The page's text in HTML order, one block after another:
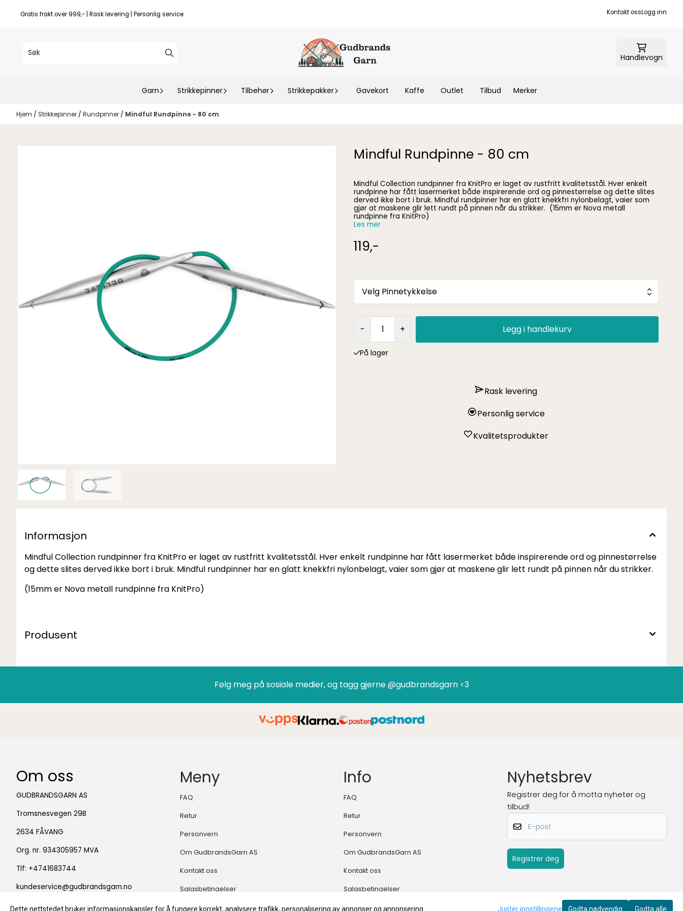
Hopp til innhold
Gratis frakt over 999,- | Rask levering | Personlig service Kontakt ossLogg inn
Handlevogn
Garn Strikkepinner Tilbehør Strikkepakker Gavekort Kaffe Outlet Tilbud Merker
Hjem / Strikkepinner / Rundpinner / Mindful Rundpinne - 80 cm
Mindful Rundpinne - 80 cm
Mindful Collection rundpinner fra KnitPro er laget av rustfritt kvalitetsstål. Hver enkelt
rundpinne har fått lasermerket både inspirerende ord og pinnestørrelse og dette slites
derved ikke bort i bruk. Mindful rundpinner har en glatt knekkfri nylonbelagt, vaier som
gjør at maskene glir lett rundt på pinnen når du strikker. (15mm er Nova metall
rundpinne fra KnitPro)
Les mer
119,-
Velg Pinnetykkelse
- + Legg i handlekurv
På lager
Rask levering
Personlig service
Kvalitetsprodukter
Informasjon
Mindful Collection rundpinner fra KnitPro er laget av rustfritt kvalitetsstål. Hver enkelt rundpinne har fått lasermerket både inspirerende ord og pinnestørrelse
og dette slites derved ikke bort i bruk. Mindful rundpinner har en glatt knekkfri nylonbelagt, vaier som gjør at maskene glir lett rundt på pinnen når du strikker.
(15mm er Nova metall rundpinne fra KnitPro)
Produsent
Følg meg på sosiale medier, og tagg gjerne @gudbrandsgarn <3
Om oss
GUDBRANDSGARN AS
Tromsnesvegen 29B
2634 FÅVANG
Org. nr. 934305957 MVA
Tlf: +4741683744
kundeservice@gudbrandsgarn.no
Meny
FAQ
Retur
Personvern
Om GudbrandsGarn AS
Kontakt oss
Salgsbetingelser
Info
FAQ
Retur
Personvern
Om GudbrandsGarn AS
Kontakt oss
Salgsbetingelser
Nyhetsbrev
Registrer deg for å motta nyheter og
tilbud!
E-post
Registrer deg
Dette nettstedet bruker informasjonskapsler for å fungere korrekt, analysere trafikk, personalisering av annonser og annonsering. Juster innstillingene Godta nødvendig Godta alle